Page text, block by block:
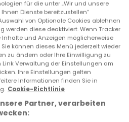
Haus
Capellen
1.390.000 €
6 265 m²
für die unter „Wir und unsere
Dienste bereitzustellen“
von Optionale Cookies ablehnen
werden diese deaktiviert. Wenn Tracker
und Anzeigen möglicherweise
können dieses Menü jederzeit wieder
zu ändern oder Ihre Einwilligung zu
Verwaltung der Einstellungen am
Ihre Einstellungen gelten
Informationen finden Sie in
Cookie-Richtlinie
Partner, verarbeiten